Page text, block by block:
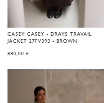
CASEY CASEY - DRAYS TRAVAIL
JACKET 27FV393 - BROWN
880,00 €